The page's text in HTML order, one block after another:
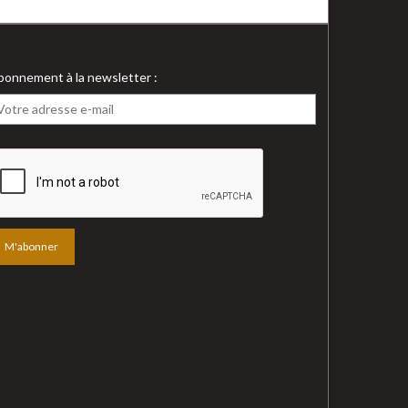
à la newsletter :